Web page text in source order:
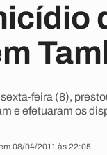
feira (8),
e efetuaram os
08/04/2011 às 22:05